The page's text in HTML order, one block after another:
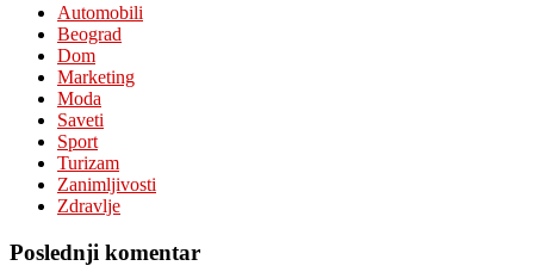
Automobili
Beograd
Dom
Marketing
Moda
Saveti
Sport
Turizam
Zanimljivosti
Zdravlje
Poslednji komentar